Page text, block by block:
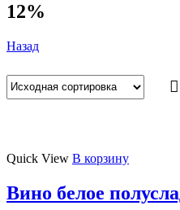
12%
Назад
Quick View В корзину
Вино белое